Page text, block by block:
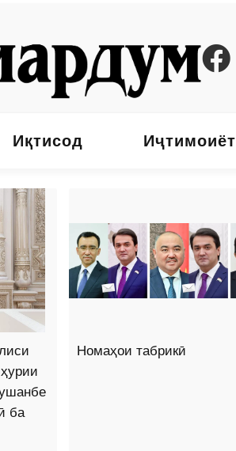
Иқтисод Иҷтимоиёт
ба
Номаҳои табрикӣ